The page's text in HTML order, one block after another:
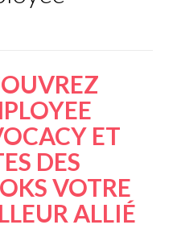
ET
DES
VOTRE
ALLIÉ